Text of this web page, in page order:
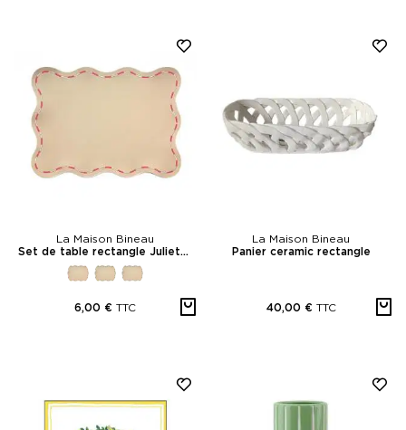
La Maison Bineau
Set de table rectangle Juliette beige
6,00 € TTC
La Maison Bineau
Panier ceramic rectangle
40,00 € TTC